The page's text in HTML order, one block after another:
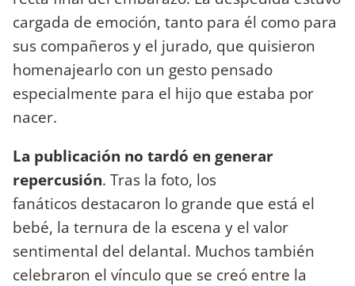
cargada de emoción, tanto para él como para
sus compañeros y el jurado, que quisieron
homenajearlo con un gesto pensado
especialmente para el hijo que estaba por
nacer.
La publicación no tardó en generar
repercusión. Tras la foto, los
fanáticos destacaron lo grande que está el
bebé, la ternura de la escena y el valor
sentimental del delantal. Muchos también
celebraron el vínculo que se creó entre la